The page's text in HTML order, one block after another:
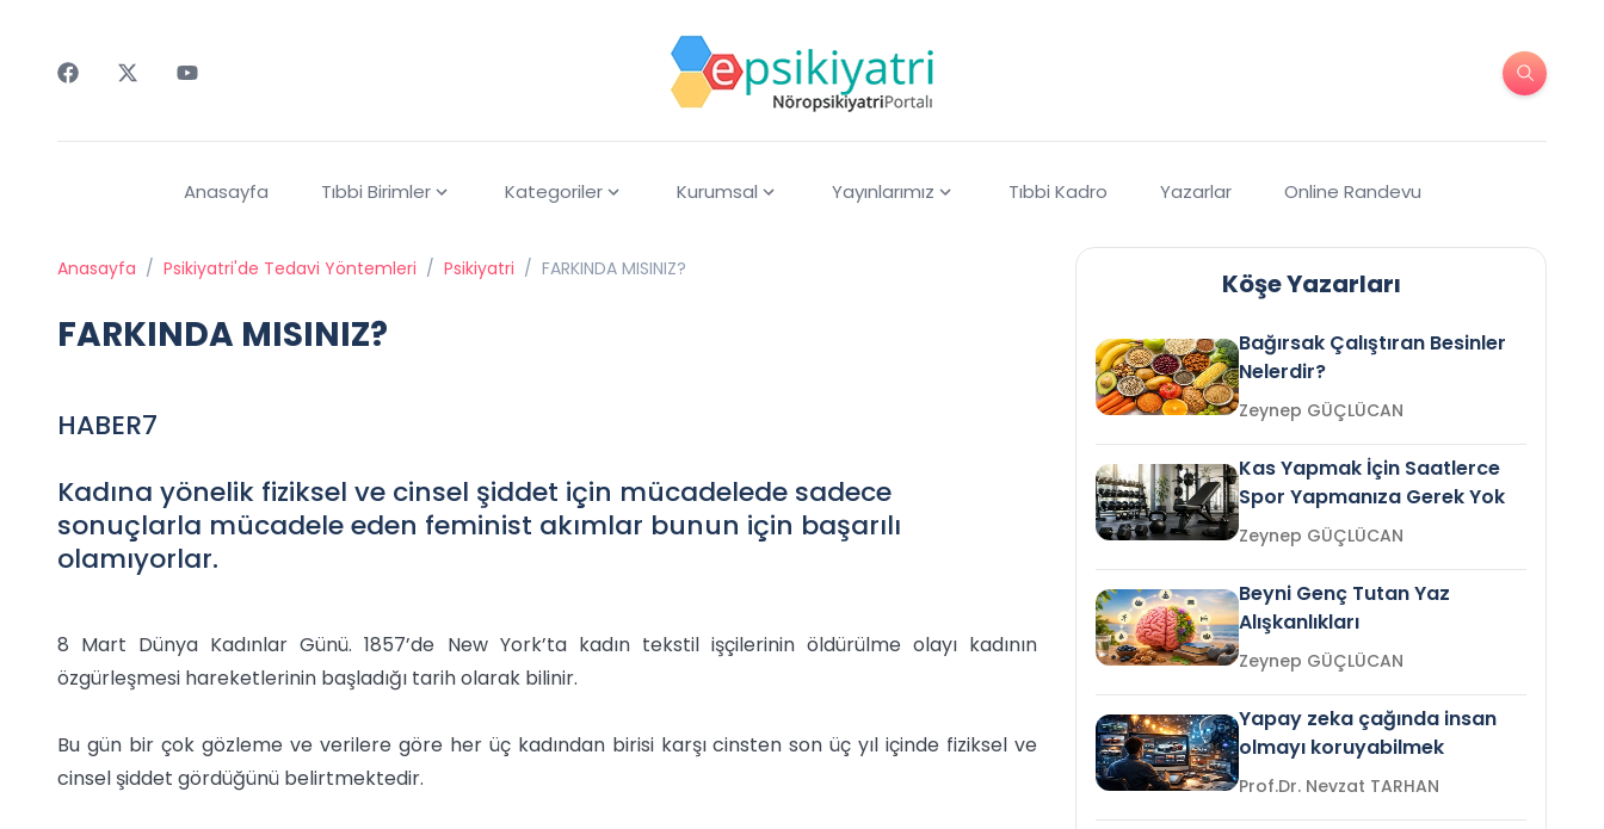
Anasayfa Tıbbi Birimler Kategoriler Kurumsal Yayınlarımız Tıbbi Kadro Yazarlar Online Randevu
Anasayfa / Psikiyatri'de Tedavi Yöntemleri / Psikiyatri / FARKINDA MISINIZ?
FARKINDA MISINIZ?
HABER7
Kadına yönelik fiziksel ve cinsel şiddet için mücadelede sadece
sonuçlarla mücadele eden feminist akımlar bunun için başarılı
olamıyorlar.
8 Mart Dünya Kadınlar Günü. 1857’de New York’ta kadın tekstil işçilerinin öldürülme olayı kadının
özgürleşmesi hareketlerinin başladığı tarih olarak bilinir.
Bu gün bir çok gözleme ve verilere göre her üç kadından birisi karşı cinsten son üç yıl içinde fiziksel ve
cinsel şiddet gördüğünü belirtmektedir.
Köşe Yazarları
Bağırsak Çalıştıran Besinler
Nelerdir?
Zeynep GÜÇLÜCAN
Kas Yapmak İçin Saatlerce
Spor Yapmanıza Gerek Yok
Zeynep GÜÇLÜCAN
Beyni Genç Tutan Yaz
Alışkanlıkları
Zeynep GÜÇLÜCAN
Yapay zeka çağında insan
olmayı koruyabilmek
Prof.Dr. Nevzat TARHAN